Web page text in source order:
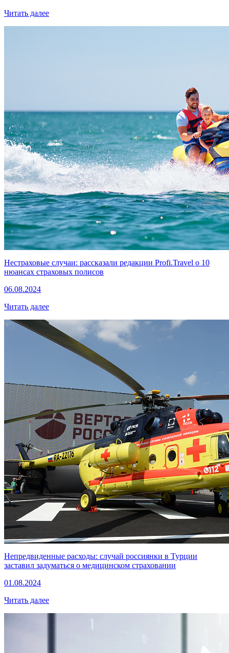
Читать далее
Нестраховые случаи: рассказали редакции Profi.Travel о 10
нюансах страховых полисов
06.08.2024
Читать далее
Непредвиденные расходы: случай россиянки в Турции
заставил задуматься о медицинском страховании
01.08.2024
Читать далее